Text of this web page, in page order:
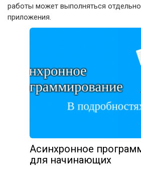
работы может выполняться
приложения.
Асинхронное
для начинающих